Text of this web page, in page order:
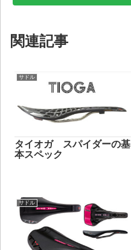
関連記事
サドル
タイオガ スパイダーの基
本スペック
サドル